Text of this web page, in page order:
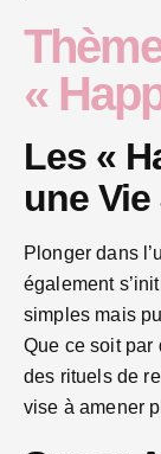
«
Les «
une
Plonger dans
également
simples mais
Que ce soit par
des rituels de
vise à amener